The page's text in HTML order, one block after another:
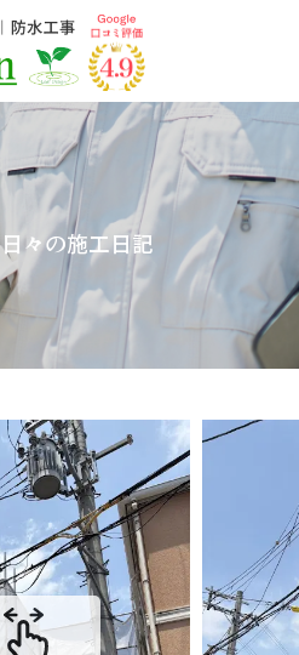
日々の施工日記